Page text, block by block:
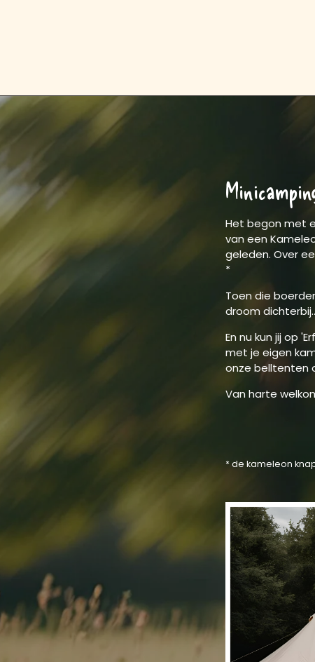
Het begon met
van een
geleden. Over
*
Toen die
droom
En nu kun jij op
met je eigen
onze belltenten
Van harte
* de kameleon